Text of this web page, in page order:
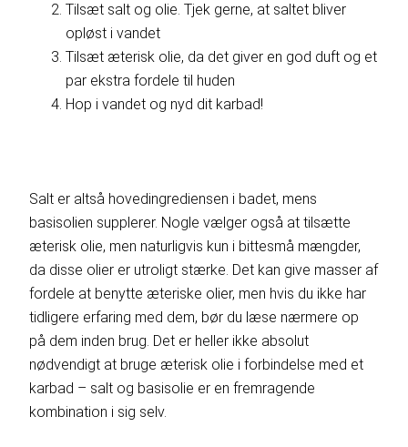
Tilsæt salt og olie. Tjek gerne, at saltet bliver
opløst i vandet
Tilsæt æterisk olie, da det giver en god duft og et
par ekstra fordele til huden
Hop i vandet og nyd dit karbad!
Salt er altså hovedingrediensen i badet, mens
basisolien supplerer. Nogle vælger også at tilsætte
æterisk olie, men naturligvis kun i bittesmå mængder,
da disse olier er utroligt stærke. Det kan give masser af
fordele at benytte æteriske olier, men hvis du ikke har
tidligere erfaring med dem, bør du læse nærmere op
på dem inden brug. Det er heller ikke absolut
nødvendigt at bruge æterisk olie i forbindelse med et
karbad – salt og basisolie er en fremragende
kombination i sig selv.